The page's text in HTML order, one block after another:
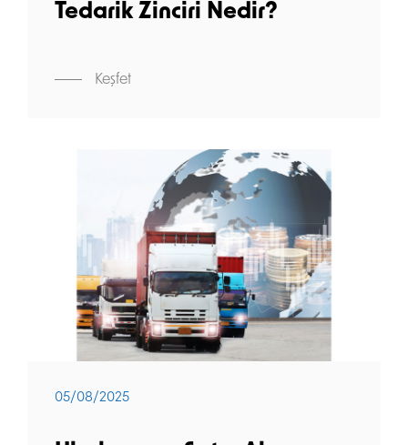
Tedarik Zinciri Nedir?
Keşfet
05/08/2025